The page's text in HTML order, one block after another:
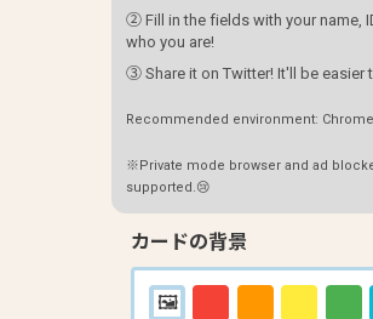
② Fill in the fields with your name,
who you are!
③ Share it on Twitter! It'll be easier
Recommended environment:
※Private mode browser and ad
supported.😢
カードの背景